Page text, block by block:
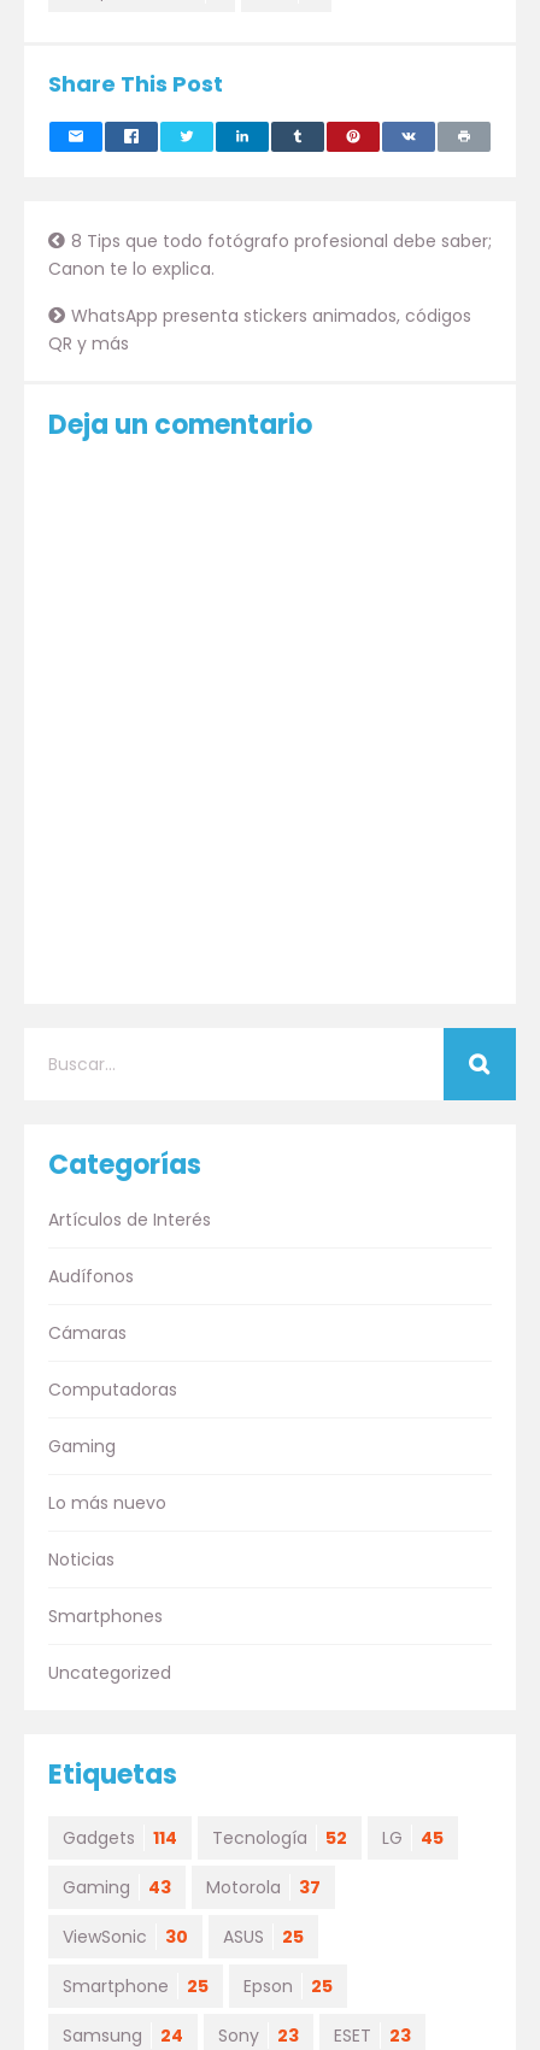
Share This Post
8 Tips que todo fotógrafo profesional debe saber;
Canon te lo explica.
WhatsApp presenta stickers animados, códigos
QR y más
Deja un comentario
Categorías
Artículos de Interés
Audífonos
Cámaras
Computadoras
Gaming
Lo más nuevo
Noticias
Smartphones
Uncategorized
Etiquetas
Gadgets 114 Tecnología 52 LG 45
Gaming 43 Motorola 37
ViewSonic 30 ASUS 25
Smartphone 25 Epson 25
Samsung 24 Sony 23 ESET 23